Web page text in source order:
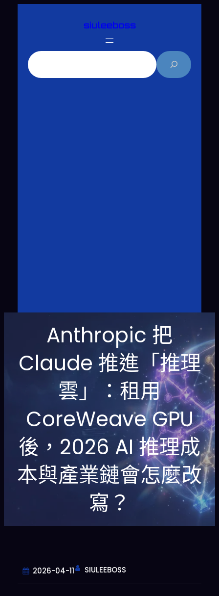
siuleeboss
Anthropic 把
Claude 推進「推理
雲」：租用
CoreWeave GPU
後，2026 AI 推理成
本與產業鏈會怎麼改
寫？
2026-04-11 SIULEEBOSS